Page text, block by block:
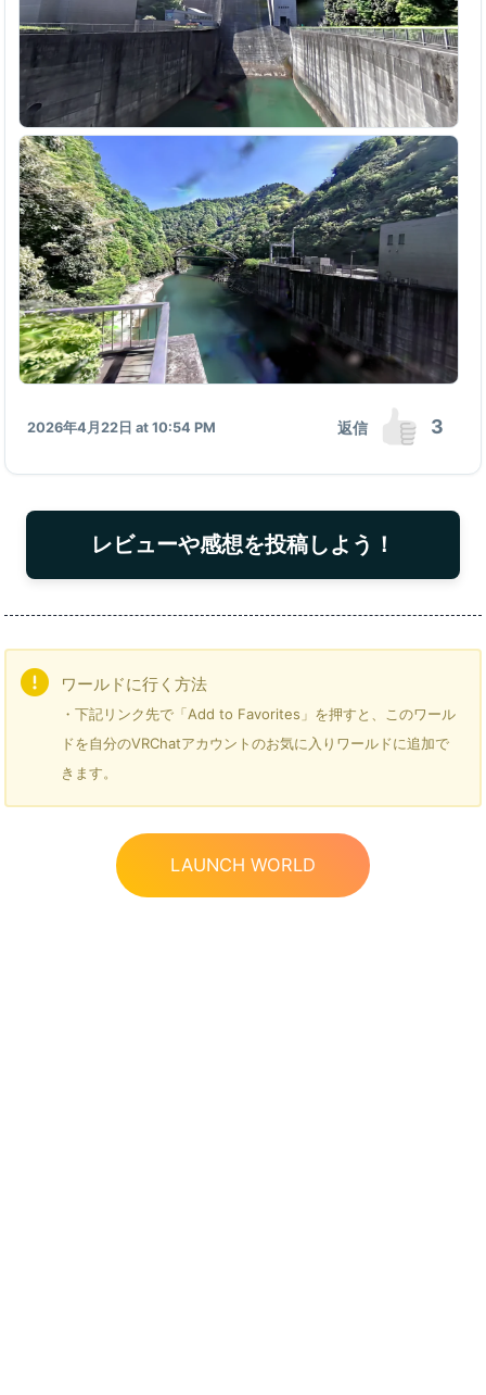
2026年4月22日 at 10:54 PM 返信 3
レビューや感想を投稿しよう！
ワールドに行く方法
・下記リンク先で「Add to Favorites」を押すと、このワール
ドを自分のVRChatアカウントのお気に入りワールドに追加で
きます。
LAUNCH WORLD